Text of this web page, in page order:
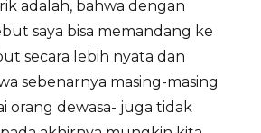
adalah, bahwa dengan
saya bisa memandang ke
secara lebih nyata dan
sebenarnya masing-masing
orang dewasa- juga tidak